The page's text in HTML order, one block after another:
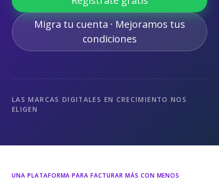
Migra tu cuenta · Mejoramos tus
condiciones
LAS MARCAS DIGITALES EN CRECIMIENTO NOS
ELIGEN
UNA PLATAFORMA PARA FACTURAR MÁS CON MENOS